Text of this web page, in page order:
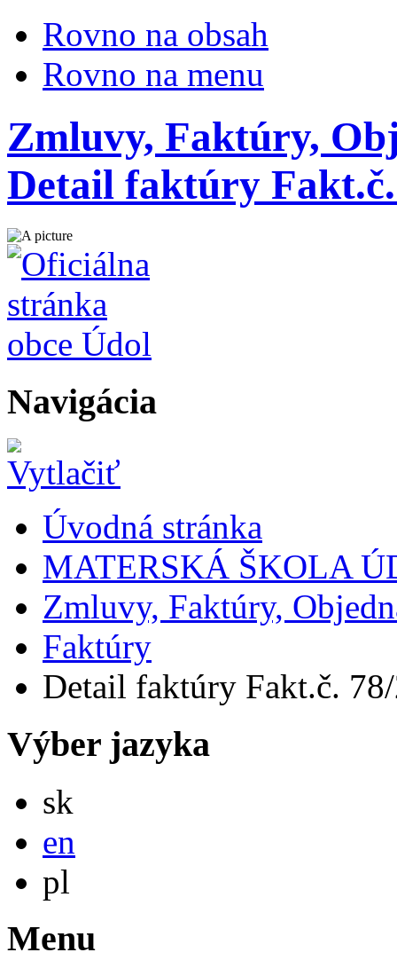
Rovno na obsah
Rovno na menu
Zmluvy, Faktúry,
Detail faktúry
Navigácia
Úvodná stránka
MATERSKÁ ŠKOLA
Zmluvy, Faktúry,
Faktúry
Detail faktúry Fakt.č.
Výber jazyka
sk
en
pl
Menu